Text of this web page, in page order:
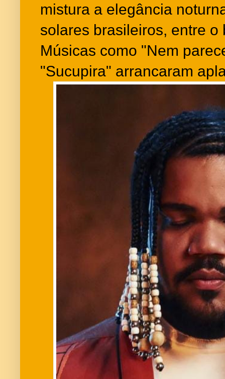
mistura a elegância
solares brasileiros, entre o
Músicas como "Nem
"Sucupira" arrancaram